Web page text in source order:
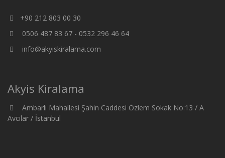
+90 212 803 00 30
0506 487 83 67 - 0532 296 46 64
info@akyiskiralama.com
Akyis Kiralama
Ambarlı Mahallesi Şahin Caddesi Özlem Sokak No:13 / A
Avcılar / İstanbul